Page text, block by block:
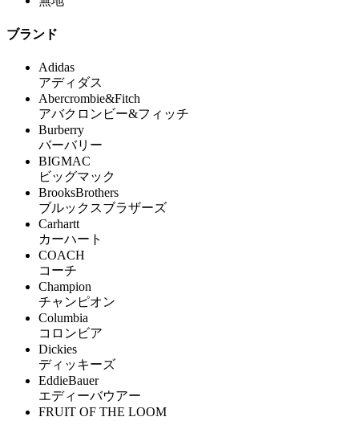
ブランド
Adidas
アディダス
Abercrombie&Fitch
アバクロンビー&フィッチ
Burberry
バーバリー
BIGMAC
ビッグマック
BrooksBrothers
ブルックスブラザーズ
Carhartt
カーハート
COACH
コーチ
Champion
チャンピオン
Columbia
コロンビア
Dickies
ディッキーズ
EddieBauer
エディーバウアー
FRUIT OF THE LOOM